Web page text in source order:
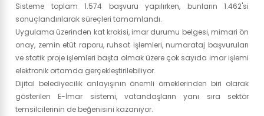
Sisteme toplam 1.574 başvuru yapılırken, bunların 1.462'si
sonuçlandırılarak süreçleri tamamlandı.
Uygulama üzerinden kat krokisi, imar durumu belgesi, mimari ön
onay, zemin etüt raporu, ruhsat işlemleri, numarataj başvuruları
ve statik proje işlemleri başta olmak üzere çok sayıda imar işlemi
elektronik ortamda gerçekleştirilebiliyor.
Dijital belediyecilik anlayışının önemli örneklerinden biri olarak
gösterilen E-İmar sistemi, vatandaşların yanı sıra sektör
temsilcilerinin de beğenisini kazanıyor.